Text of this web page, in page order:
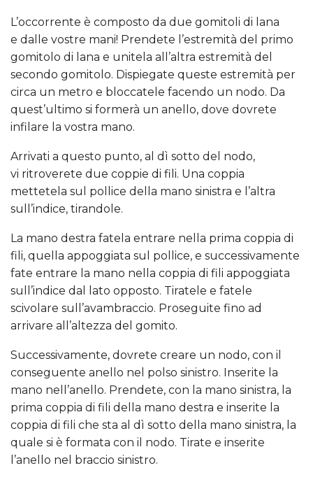
L’occorrente è composto da due gomitoli di lana
e dalle vostre mani! Prendete l’estremità del primo
gomitolo di lana e unitela all’altra estremità del
secondo gomitolo. Dispiegate queste estremità per
circa un metro e bloccatele facendo un nodo. Da
quest’ultimo si formerà un anello, dove dovrete
infilare la vostra mano.
Arrivati a questo punto, al dì sotto del nodo,
vi ritroverete due coppie di fili. Una coppia
mettetela sul pollice della mano sinistra e l’altra
sull’indice, tirandole.
La mano destra fatela entrare nella prima coppia di
fili, quella appoggiata sul pollice, e successivamente
fate entrare la mano nella coppia di fili appoggiata
sull’indice dal lato opposto. Tiratele e fatele
scivolare sull’avambraccio. Proseguite fino ad
arrivare all’altezza del gomito.
Successivamente, dovrete creare un nodo, con il
conseguente anello nel polso sinistro. Inserite la
mano nell’anello. Prendete, con la mano sinistra, la
prima coppia di fili della mano destra e inserite la
coppia di fili che sta al dì sotto della mano sinistra, la
quale si è formata con il nodo. Tirate e inserite
l’anello nel braccio sinistro.